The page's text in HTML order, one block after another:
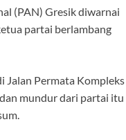
(PAN) Gresik diwarnai
partai berlambang
Jalan Permata Kompleks
mundur dari partai itu